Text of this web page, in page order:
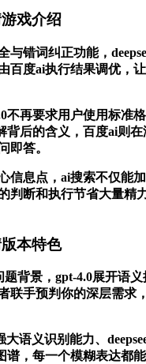
戏介绍
与错词纠正功能，
百度ai执行结果调优，
不再要求用户使用标准
背后的含义，百度ai则
即答。
信息点，ai搜索不仅能
判断和执行节省大量精
本特色
题背景，gpt-4.0展开语
联手预判你的深层需求
语义识别能力、
谱，每一个模糊表达都